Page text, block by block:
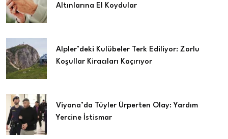
Altınlarına El Koydular
Alpler’deki Kulübeler Terk Ediliyor: Zorlu
Koşullar Kiracıları Kaçırıyor
Viyana’da Tüyler Ürperten Olay: Yardım
Yercine İstismar